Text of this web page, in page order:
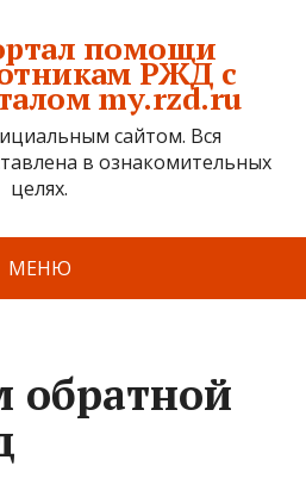
помощи
РЖД с
my.rzd.ru
сайтом. Вся
в ознакомительных
целях.
МЕНЮ
обратной